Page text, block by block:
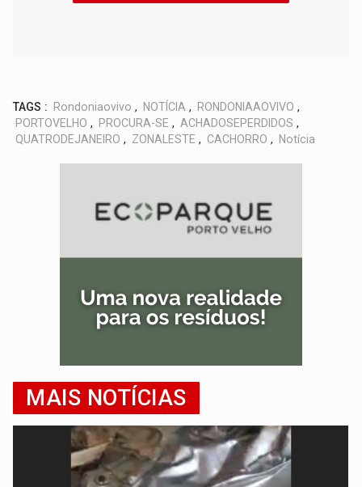
TAGS : Rondoniaovivo , NOTÍCIA , RONDONIAAOVIVO ,
PORTOVELHO , PROCURA-SE , ACHADOSEPERDIDOS ,
QUATRODEJANEIRO , ZONALESTE , CACHORRO , Notícia
MAIS NOTÍCIAS